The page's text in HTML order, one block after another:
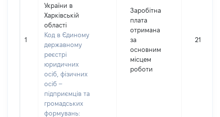
1
України в
Харківській
області
Код в Єдиному
державному
реєстрі
юридичних
осіб, фізичних
осіб –
підприємців та
громадських
формувань:
Заробітна
плата
отримана
за
основним
місцем
роботи
212546